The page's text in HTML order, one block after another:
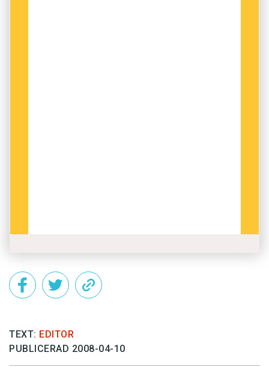
TEXT: EDITOR
PUBLICERAD 2008-04-10